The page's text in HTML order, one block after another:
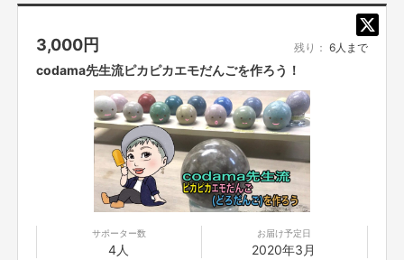
3,000円 残り： 6人まで
codama先生流ピカピカエモだんごを作ろう！
サポーター数
4人
お届け予定日
2020年3月